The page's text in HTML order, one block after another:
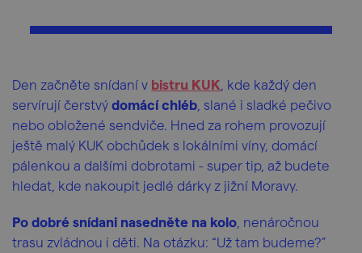
Den začněte snídaní v bistru KUK , kde každý den
servírují čerstvý domácí chléb , slané i sladké pečivo
nebo obložené sendviče. Hned za rohem provozují
ještě malý KUK obchůdek s lokálními víny, domácí
pálenkou a dalšími dobrotami - super tip, až budete
hledat, kde nakoupit jedlé dárky z jižní Moravy.
Po dobré snídani nasedněte na kolo , nenáročnou
trasu zvládnou i děti. Na otázku: “Už tam budeme?”